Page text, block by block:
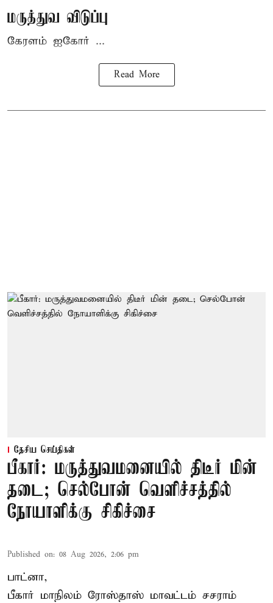
மருத்துவ விடுப்பு
கேரளம் ஐகோர் ...
Read More
தேசிய செய்திகள்
பீகார்: மருத்துவமனையில் திடீர் மின்
தடை; செல்போன் வெளிச்சத்தில்
நோயாளிக்கு சிகிச்சை
Published on: 08 Aug 2026, 2:06 pm
பாட்னா,
பீகார் மாநிலம் ரோஸ்தாஸ் மாவட்டம் சசராம்